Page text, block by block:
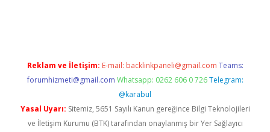
Reklam ve İletişim: E-mail: backlinkpaneli@gmail.com Teams:
forumhizmeti@gmail.com Whatsapp: 0262 606 0 726 Telegram:
@karabul
Yasal Uyarı: Sitemiz, 5651 Sayılı Kanun gereğince Bilgi Teknolojileri
ve İletişim Kurumu (BTK) tarafından onaylanmış bir Yer Sağlayıcı